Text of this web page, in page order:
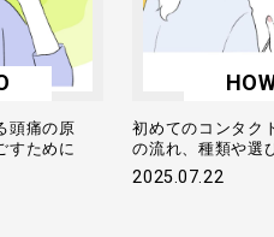
頭痛の原
すために
初めてのコンタク
の流れ、種類や選
2025.07.22